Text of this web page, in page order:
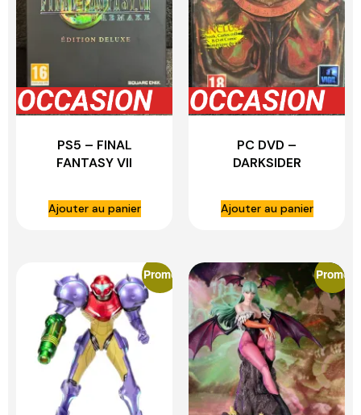
PS5 – FINAL
FANTASY VII
EDITION DELUXE
COMPLET
Ajouter au panier
PC DVD –
DARKSIDER
COMPLET
Ajouter au panier
Promo Promo